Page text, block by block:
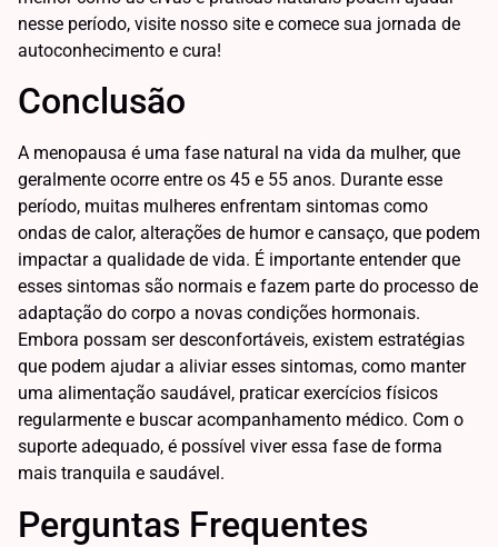
nesse período, visite nosso site e comece sua jornada de
autoconhecimento e cura!
Conclusão
A menopausa é uma fase natural na vida da mulher, que
geralmente ocorre entre os 45 e 55 anos. Durante esse
período, muitas mulheres enfrentam sintomas como
ondas de calor, alterações de humor e cansaço, que podem
impactar a qualidade de vida. É importante entender que
esses sintomas são normais e fazem parte do processo de
adaptação do corpo a novas condições hormonais.
Embora possam ser desconfortáveis, existem estratégias
que podem ajudar a aliviar esses sintomas, como manter
uma alimentação saudável, praticar exercícios físicos
regularmente e buscar acompanhamento médico. Com o
suporte adequado, é possível viver essa fase de forma
mais tranquila e saudável.
Perguntas Frequentes